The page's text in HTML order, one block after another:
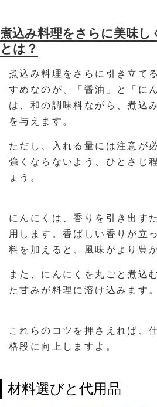
煮込み料理をさらに美味し
とは？
煮込み料理をさらに引き立て
すめなのが、「醤油」と「に
は、和の調味料ながら、煮込
を与えます。
ただし、入れる量には注意が
強くならないよう、ひとさじ
ょう。
にんにくは、香りを引き出す
用します。香ばしい香りが立
料を加えると、風味がより豊
また、にんにくを丸ごと煮込
た甘みが料理に溶け込みます。
これらのコツを押さえれば、
格段に向上しますよ。
材料選びと代用品